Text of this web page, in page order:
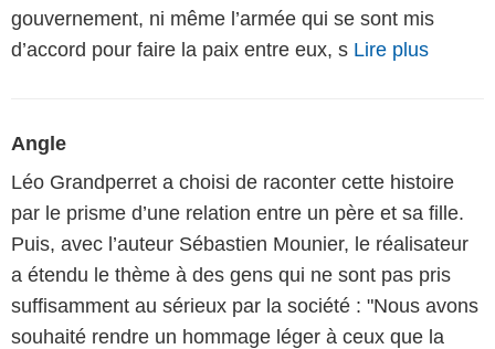
gouvernement, ni même l’armée qui se sont mis
d’accord pour faire la paix entre eux, s Lire plus
Angle
Léo Grandperret a choisi de raconter cette histoire
par le prisme d’une relation entre un père et sa fille.
Puis, avec l’auteur Sébastien Mounier, le réalisateur
a étendu le thème à des gens qui ne sont pas pris
suffisamment au sérieux par la société : "Nous avons
souhaité rendre un hommage léger à ceux que la